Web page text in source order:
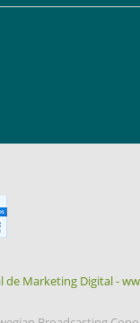
de Marketing Digital -